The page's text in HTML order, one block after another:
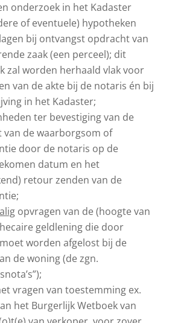
onderzoek in het Kadaster
of eventuele) hypotheken
bij ontvangst opdracht van
zaak (een perceel); dit
zal worden herhaald vlak voor
van de akte bij de notaris én bij
in het Kadaster;
ter bevestiging van de
van de waarborgsom of
door de notaris op de
datum en het
retour zenden van de
opvragen van de (hoogte van
geldlening die door
worden afgelost bij de
de woning (de zgn.
vragen van toestemming ex.
het Burgerlijk Wetboek van